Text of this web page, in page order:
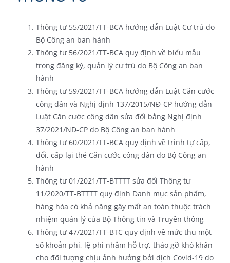
Thông tư 55/2021/TT-BCA hướng dẫn Luật Cư trú do
Bộ Công an ban hành
Thông tư 56/2021/TT-BCA quy định về biểu mẫu
trong đăng ký, quản lý cư trú do Bộ Công an ban
hành
Thông tư 59/2021/TT-BCA hướng dẫn Luật Căn cước
công dân và Nghị định 137/2015/NĐ-CP hướng dẫn
Luật Căn cước công dân sửa đổi bằng Nghị định
37/2021/NĐ-CP do Bộ Công an ban hành
Thông tư 60/2021/TT-BCA quy định về trình tự cấp,
đổi, cấp lại thẻ Căn cước công dân do Bộ Công an
hành
Thông tư 01/2021/TT-BTTTT sửa đổi Thông tư
11/2020/TT-BTTTT quy định Danh mục sản phẩm,
hàng hóa có khả năng gây mất an toàn thuộc trách
nhiệm quản lý của Bộ Thông tin và Truyền thông
Thông tư 47/2021/TT-BTC quy định về mức thu một
số khoản phí, lệ phí nhằm hỗ trợ, tháo gỡ khó khăn
cho đối tượng chịu ảnh hưởng bởi dịch Covid-19 do